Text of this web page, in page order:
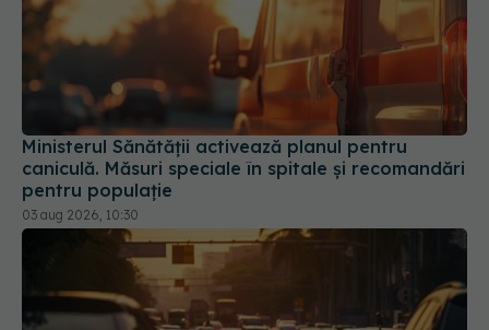
Ministerul Sănătății activează planul pentru
caniculă. Măsuri speciale în spitale și recomandări
pentru populație
03 aug 2026, 10:30